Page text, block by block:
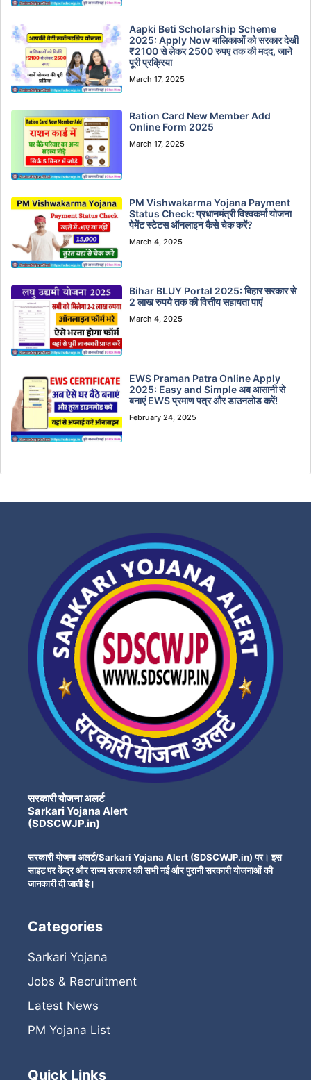
Aapki Beti Scholarship Scheme
2025: Apply Now बालिकाओं को सरकार देखी
₹2100 से लेकर 2500 रुपए तक की मदद, जाने
पूरी प्रक्रिया
March 17, 2025
Ration Card New Member Add
Online Form 2025
March 17, 2025
PM Vishwakarma Yojana Payment
Status Check: प्रधानमंत्री विश्वकर्मा योजना
पेमेंट स्टेटस ऑनलाइन कैसे चेक करें?
March 4, 2025
Bihar BLUY Portal 2025: बिहार सरकार से
2 लाख रुपये तक की वित्तीय सहायता पाएं
March 4, 2025
EWS Praman Patra Online Apply
2025: Easy and Simple अब आसानी से
बनाएं EWS प्रमाण पत्र और डाउनलोड करें!
February 24, 2025
सरकारी योजना अलर्ट
Sarkari Yojana Alert
(SDSCWJP.in)
सरकारी योजना अलर्ट/Sarkari Yojana Alert (SDSCWJP.in) पर। इस
साइट पर केंद्र और राज्य सरकार की सभी नई और पुरानी सरकारी योजनाओं की
जानकारी दी जाती है।
Categories
Sarkari Yojana
Jobs & Recruitment
Latest News
PM Yojana List
Quick Links